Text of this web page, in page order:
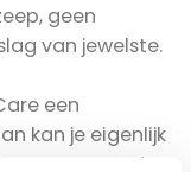
geen
van jewelste.
een
kan je eigenlijk
verzorgende